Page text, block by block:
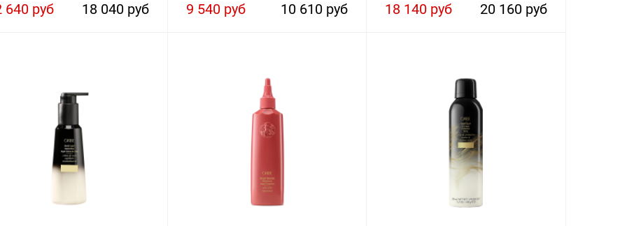
18 040 руб
640 руб 10 610 руб
9 540 руб 20 160 руб
18 140 руб